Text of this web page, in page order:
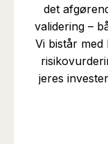
det
validering –
Vi bistår
jeres